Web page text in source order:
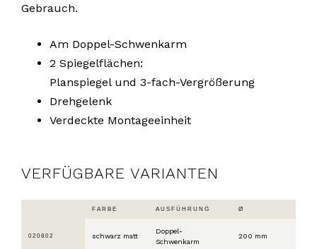
Gebrauch.
Am Doppel-Schwenkarm
2 Spiegelflächen:
Planspiegel und 3-fach-Vergrößerung
Drehgelenk
Verdeckte Montageeinheit
VERFÜGBARE VARIANTEN
FARBE AUSFÜHRUNG Ø
020802 schwarz matt
Doppel-
Schwenkarm
200 mm